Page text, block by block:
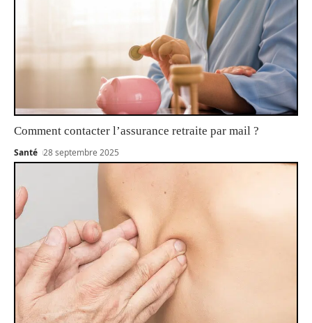
Comment contacter l’assurance retraite par mail ?
Santé 28 septembre 2025